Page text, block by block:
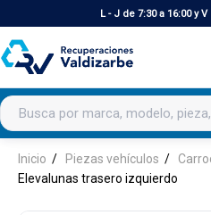
L - J de 7:30 a 16:00 y
Buscar productos
Inicio Piezas vehículos
Elevalunas trasero izquierdo